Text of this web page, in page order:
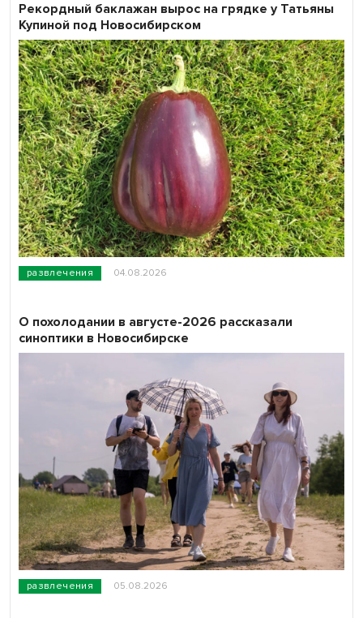
развлечения 04.08.2026
Рекордный баклажан вырос на грядке у Татьяны
Купиной под Новосибирском
развлечения 05.08.2026
О похолодании в августе-2026 рассказали
синоптики в Новосибирске